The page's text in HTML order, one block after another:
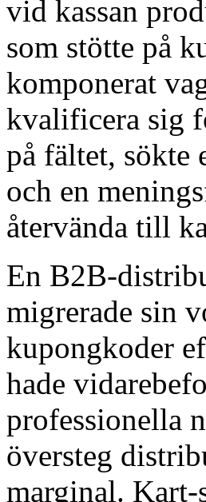
vid kassan
som stötte på
komponerat
kvalificera sig
på fältet, sökte
och en
återvända till
En B2B-
migrerade sin
kupongkoder
hade
professionella
översteg
marginal.